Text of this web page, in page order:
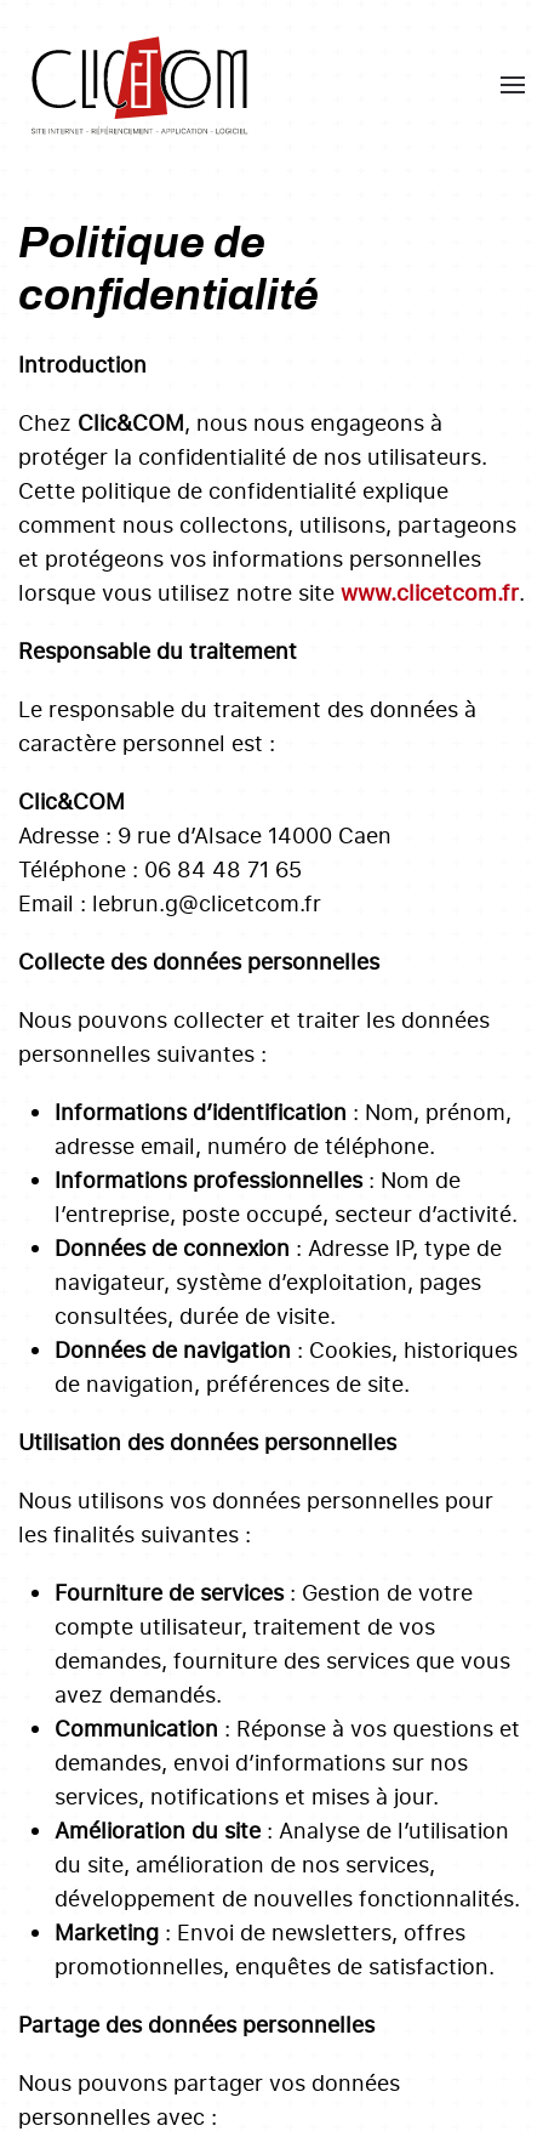
Skip
to
main
Politique de
confidentialité
Introduction
Chez Clic&COM, nous nous engageons à
protéger la confidentialité de nos utilisateurs.
Cette politique de confidentialité explique
comment nous collectons, utilisons, partageons
et protégeons vos informations personnelles
lorsque vous utilisez notre site www.clicetcom.fr.
Responsable du traitement
Le responsable du traitement des données à
caractère personnel est :
Clic&COM
Adresse : 9 rue d’Alsace 14000 Caen
Téléphone : 06 84 48 71 65
Email : lebrun.g@clicetcom.fr
Collecte des données personnelles
Nous pouvons collecter et traiter les données
personnelles suivantes :
Informations d’identification : Nom, prénom,
adresse email, numéro de téléphone.
Informations professionnelles: Nom de
l’entreprise, poste occupé, secteur d’activité.
Données de connexion : Adresse IP, type de
navigateur, système d’exploitation, pages
consultées, durée de visite.
Données de navigation : Cookies, historiques
de navigation, préférences de site.
Utilisation des données personnelles
Nous utilisons vos données personnelles pour
les finalités suivantes :
Fourniture de services: Gestion de votre
compte utilisateur, traitement de vos
demandes, fourniture des services que vous
avez demandés.
Communication : Réponse à vos questions et
demandes, envoi d’informations sur nos
services, notifications et mises à jour.
Amélioration du site : Analyse de l’utilisation
du site, amélioration de nos services,
développement de nouvelles fonctionnalités.
Marketing : Envoi de newsletters, offres
promotionnelles, enquêtes de satisfaction.
Partage des données personnelles
Nous pouvons partager vos données
personnelles avec :